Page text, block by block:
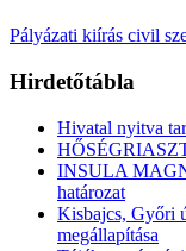
Pályázati kiírás civil
Hirdetőtábla
Hivatal nyitva
INSULA
határozat
Kisbajcs, Győri
megállapítása